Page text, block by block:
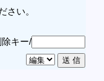
さい。
除キー/